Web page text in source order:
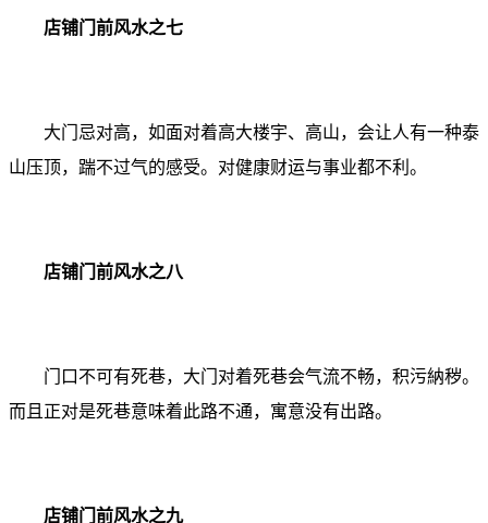
店铺门前风水之七
大门忌对高，如面对着高大楼宇、高山，会让人有一种泰
山压顶，踹不过气的感受。对健康财运与事业都不利。
店铺门前风水之八
门口不可有死巷，大门对着死巷会气流不畅，积污納秽。
而且正对是死巷意味着此路不通，寓意没有出路。
店铺门前风水之九